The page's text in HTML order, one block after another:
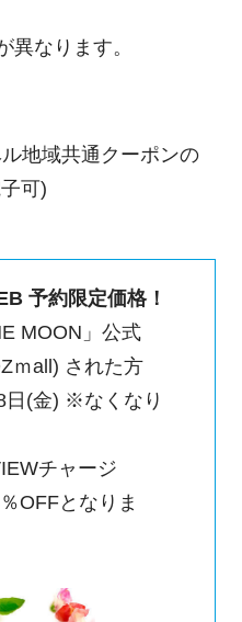
なります。
地域共通クーポンの
可)
予約限定価格！
MOON」公式
ｍall) された方
日(金) ※なくなり
チャージ
OFFとなりま